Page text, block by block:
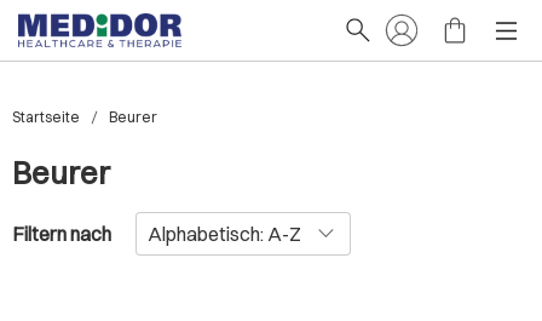
Startseite Beurer
Beurer
Filtern nach